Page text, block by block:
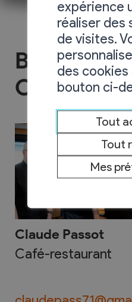
Buffet de
Chez
Claude Passot
Café-restaurant
expérience
réaliser
de visites.
des cookies
bouton ci-
Tout
Tout
Mes